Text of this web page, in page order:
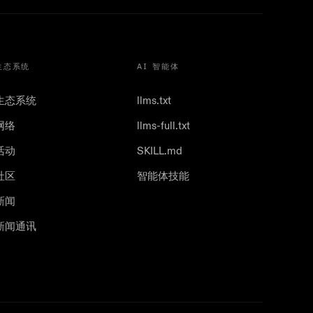
态系统
态系统
络
动
区
闻
闻通讯
AI 智能体
llms.txt
llms-full.txt
SKILL.md
智能体技能